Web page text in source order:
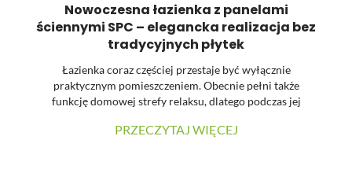
Nowoczesna łazienka z panelami
ściennymi SPC – elegancka realizacja bez
tradycyjnych płytek
Łazienka coraz częściej przestaje być wyłącznie
praktycznym pomieszczeniem. Obecnie pełni także
funkcję domowej strefy relaksu, dlatego podczas jej
materiałów oraz łatwość utrzymania powierzchni w
PRZECZYTAJ WIĘCEJ